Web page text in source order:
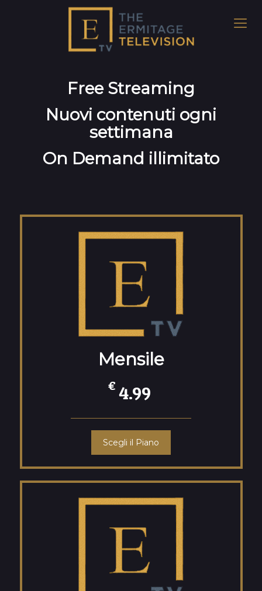
Free Streaming
Nuovi contenuti ogni
settimana
On Demand illimitato
Mensile
€ 4.99
Scegli il Piano